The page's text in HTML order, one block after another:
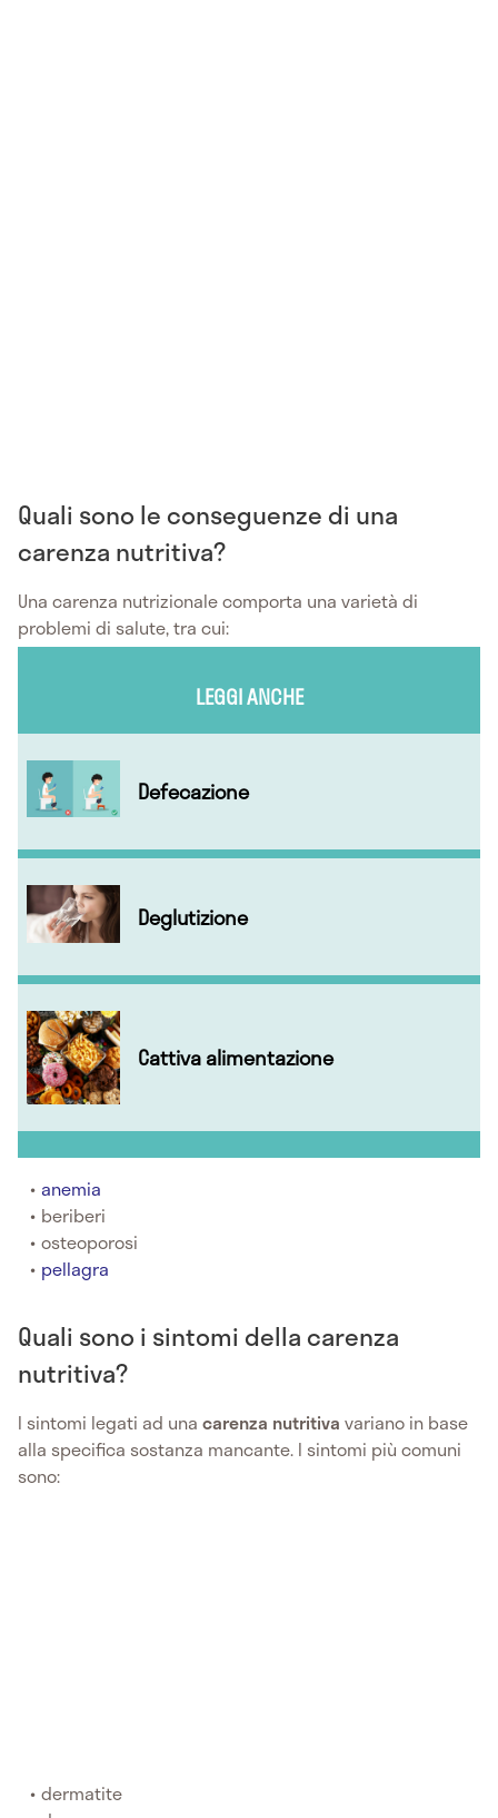
Quali sono le conseguenze di una
carenza nutritiva?
Una carenza nutrizionale comporta una varietà di
problemi di salute, tra cui:
LEGGI ANCHE
Defecazione
Deglutizione
Cattiva alimentazione
anemia
beriberi
osteoporosi
pellagra
Quali sono i sintomi della carenza
nutritiva?
I sintomi legati ad una carenza nutritiva variano in base
alla specifica sostanza mancante. I sintomi più comuni
sono:
dermatite